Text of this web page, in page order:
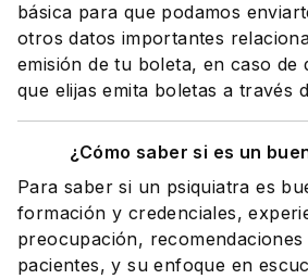
básica para que podamos
otros datos importantes
emisión de tu boleta, en caso de
que elijas emita boletas a través
¿Cómo saber si es un
Para saber si un psiquiatra es
formación y credenciales,
preocupación,
pacientes, y su enfoque en